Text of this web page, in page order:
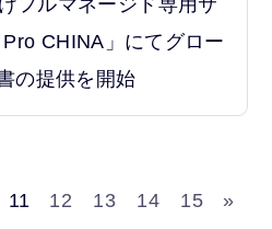
CHINA」にてグロー
の提供を開始
11 12 13 14 15 »